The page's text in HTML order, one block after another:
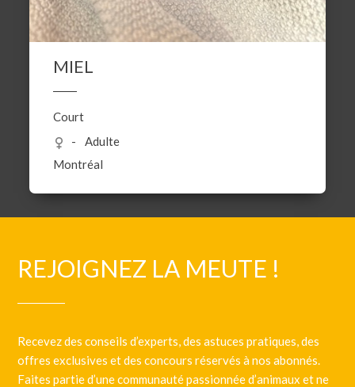
MIEL
Court
Adulte
Montréal
REJOIGNEZ LA MEUTE !
Recevez des conseils d’experts, des astuces pratiques, des
offres exclusives et des concours réservés à nos abonnés.
Faites partie d’une communauté passionnée d’animaux et ne